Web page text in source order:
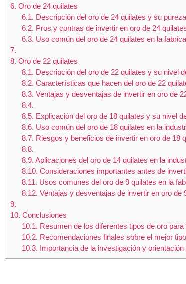
6. Oro de 24 quilates
6.1. Descripción del oro de 24 quilates y su
6.2. Pros y contras de invertir en oro de 24 quilates
6.3. Uso común del oro de 24 quilates en la
7.
8. Oro de 22 quilates
8.1. Descripción del oro de 22 quilates y su nivel
8.2. Características que hacen del oro de 22
8.3. Ventajas y desventajas de invertir en oro de
8.4.
8.5. Explicación del oro de 18 quilates y su nivel
8.6. Uso común del oro de 18 quilates en la
8.7. Riesgos y beneficios de invertir en oro de 18
8.8.
8.9. Aplicaciones del oro de 14 quilates en la
8.10. Consideraciones importantes antes de
8.11. Usos comunes del oro de 9 quilates en la
8.12. Ventajas y desventajas de invertir en oro de
9.
10. Conclusiones
10.1. Resumen de los diferentes tipos de oro para
10.2. Recomendaciones finales sobre el mejor
10.3. Importancia de la investigación y